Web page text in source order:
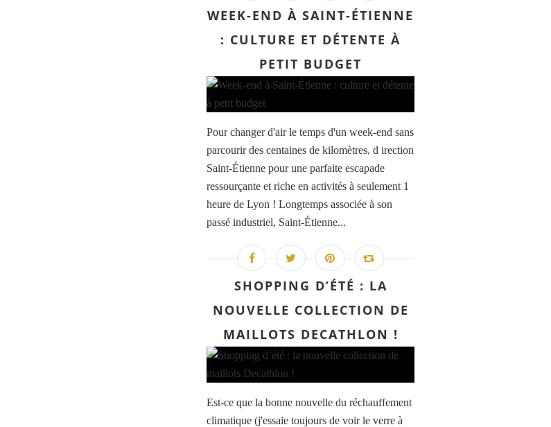
WEEK-END À SAINT-ÉTIENNE
: CULTURE ET DÉTENTE À
PETIT BUDGET
Pour changer d'air le temps d'un week-end sans
parcourir des centaines de kilomètres, d irection
Saint-Étienne pour une parfaite escapade
ressourçante et riche en activités à seulement 1
heure de Lyon ! Longtemps associée à son
passé industriel, Saint-Étienne...
SHOPPING D’ÉTÉ : LA
NOUVELLE COLLECTION DE
MAILLOTS DECATHLON !
Est-ce que la bonne nouvelle du réchauffement
climatique (j'essaie toujours de voir le verre à